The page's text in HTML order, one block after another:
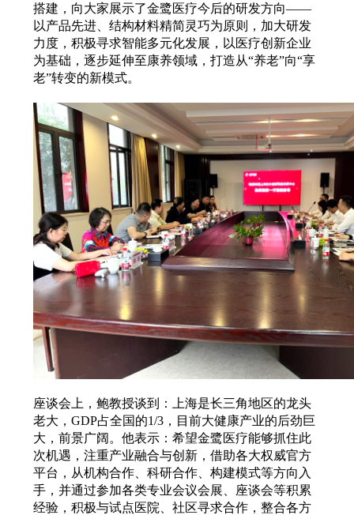
搭建，向大家展示了金鹭医疗今后的研发方向——
以产品先进、结构材料精简灵巧为原则，加大研发
力度，积极寻求智能多元化发展，以医疗创新企业
为基础，逐步延伸至康养领域，打造从“养老”向“享
老”转变的新模式。
座谈会上，鲍教授谈到：上海是长三角地区的龙头
老大，GDP占全国的1/3，目前大健康产业的后劲巨
大，前景广阔。他表示：希望金鹭医疗能够抓住此
次机遇，注重产业融合与创新，借助各大权威官方
平台，从机构合作、科研合作、构建模式等方向入
手，并通过参加各类专业会议会展、座谈会等积累
经验，积极与试点医院、社区寻求合作，整合各方